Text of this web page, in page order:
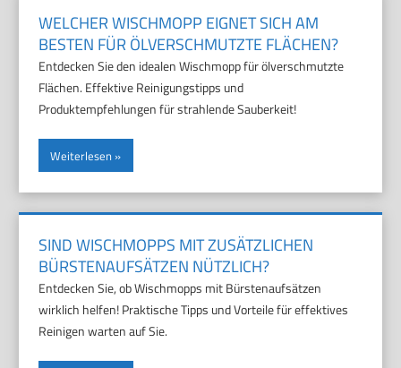
WELCHER WISCHMOPP EIGNET SICH AM
BESTEN FÜR ÖLVERSCHMUTZTE FLÄCHEN?
Entdecken Sie den idealen Wischmopp für ölverschmutzte
Flächen. Effektive Reinigungstipps und
Produktempfehlungen für strahlende Sauberkeit!
Weiterlesen
SIND WISCHMOPPS MIT ZUSÄTZLICHEN
BÜRSTENAUFSÄTZEN NÜTZLICH?
Entdecken Sie, ob Wischmopps mit Bürstenaufsätzen
wirklich helfen! Praktische Tipps und Vorteile für effektives
Reinigen warten auf Sie.